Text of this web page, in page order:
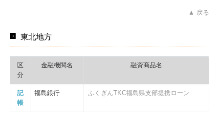
▲ 戻る
東北地方
区
分
金融機関名 融資商品名
記
帳
福島銀行 ふくぎんTKC福島県支部提携ローン